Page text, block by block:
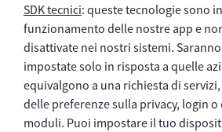
SDK tecnici: queste tecnologie sono
funzionamento delle nostre app e
disattivate nei nostri sistemi.
impostate solo in risposta a quelle
equivalgono a una richiesta di
delle preferenze sulla privacy, login
moduli. Puoi impostare il tuo